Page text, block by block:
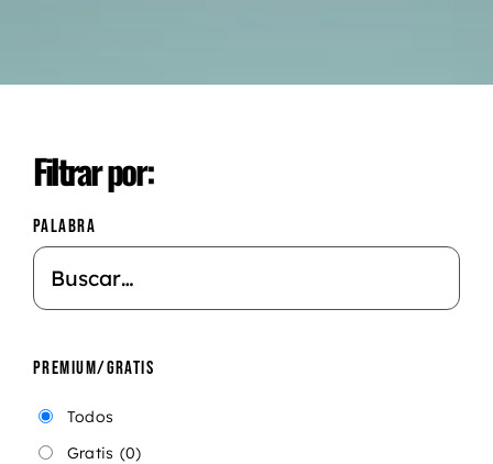
Filtrar por:
PALABRA
PREMIUM/GRATIS
Todos
Gratis (0)